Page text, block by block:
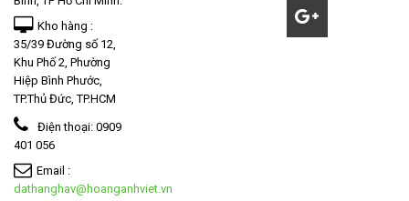
Kho hàng :
35/39 Đường số 12,
Khu Phố 2, Phường
Hiệp Bình Phước,
TP.Thủ Đức, TP.HCM
Điện thoại: 0909
401 056
Email :
dathanghav@hoanganhviet.vn